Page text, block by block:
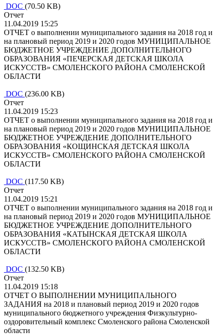
DOC (70.50 KB)
Отчет
11.04.2019 15:25
ОТЧЕТ о выполнении муниципального задания на 2018 год и
на плановый период 2019 и 2020 годов МУНИЦИПАЛЬНОЕ
БЮДЖЕТНОЕ УЧРЕЖДЕНИЕ ДОПОЛНИТЕЛЬНОГО
ОБРАЗОВАНИЯ «ПЕЧЕРСКАЯ ДЕТСКАЯ ШКОЛА
ИСКУССТВ» СМОЛЕНСКОГО РАЙОНА СМОЛЕНСКОЙ
ОБЛАСТИ
DOC (236.00 KB)
Отчет
11.04.2019 15:23
ОТЧЕТ о выполнении муниципального задания на 2018 год и
на плановый период 2019 и 2020 годов МУНИЦИПАЛЬНОЕ
БЮДЖЕТНОЕ УЧРЕЖДЕНИЕ ДОПОЛНИТЕЛЬНОГО
ОБРАЗОВАНИЯ «КОЩИНСКАЯ ДЕТСКАЯ ШКОЛА
ИСКУССТВ» СМОЛЕНСКОГО РАЙОНА СМОЛЕНСКОЙ
ОБЛАСТИ
DOC (117.50 KB)
Отчет
11.04.2019 15:21
ОТЧЕТ о выполнении муниципального задания на 2018 год и
на плановый период 2019 и 2020 годов МУНИЦИПАЛЬНОЕ
БЮДЖЕТНОЕ УЧРЕЖДЕНИЕ ДОПОЛНИТЕЛЬНОГО
ОБРАЗОВАНИЯ «КАТЫНСКАЯ ДЕТСКАЯ ШКОЛА
ИСКУССТВ» СМОЛЕНСКОГО РАЙОНА СМОЛЕНСКОЙ
ОБЛАСТИ
DOC (132.50 KB)
Отчет
11.04.2019 15:18
ОТЧЕТ О ВЫПОЛНЕНИИ МУНИЦИПАЛЬНОГО
ЗАДАНИЯ на 2018 и плановый период 2019 и 2020 годов
муниципального бюджетного учреждения Физкультурно-
оздоровительный комплекс Смоленского района Смоленской
области